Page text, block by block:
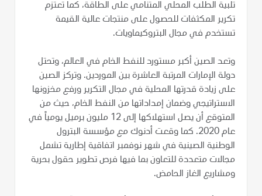
تلبية الطلب المحلي المتنامي على الطاقة، كما تعتزم
تكرير المكثفات للحصول على منتجات عالية القيمة
تستخدم في مجال البتروكيماويات.
وتعد الصين أكبر مستورد للنفط الخام في العالم، وتحتل
دولة الإمارات المرتبة العاشرة بين الموردين. وتركز الصين
على زيادة قدرتها المحلية في مجال التكرير ورفع مخزونها
الاستراتيجي وضمان إمداداتها من النفط الخام، حيث من
المتوقع أن يصل استهلاكها إلى 12 مليون برميل يومياً في
عام 2020. كما وقعت أدنوك مع مؤسسة البترول
الوطنية الصينية في شهر نوفمبر اتفاقية إطارية تشمل
مجالات متعددة للتعاون بما فيها فرص تطوير حقول بحرية
ومشاريع الغاز الحامض.